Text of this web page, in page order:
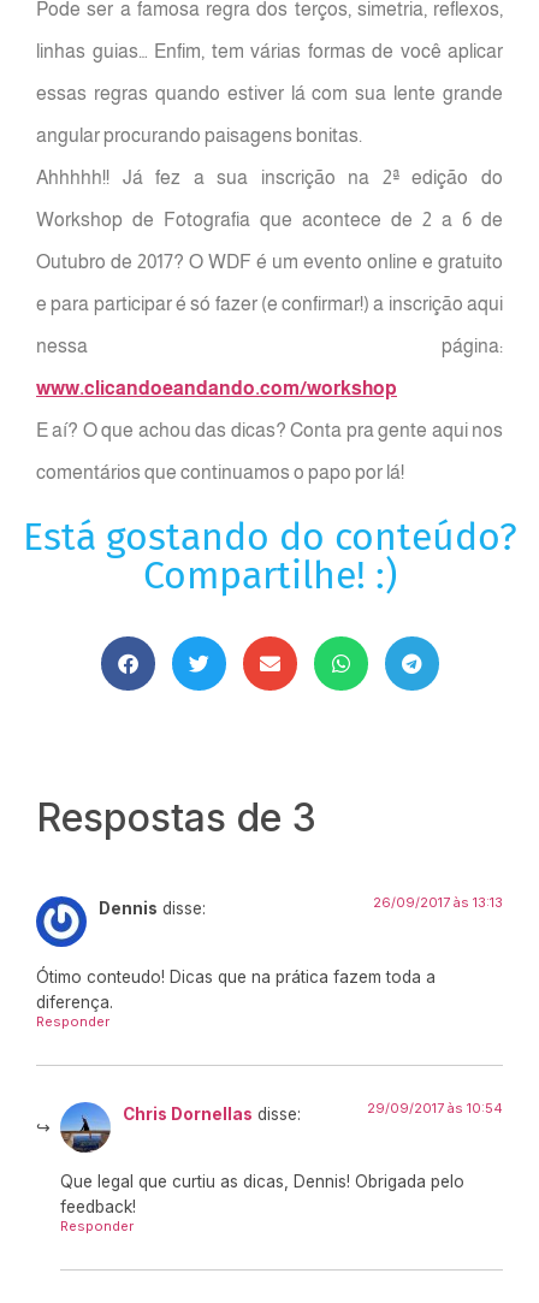
Pode ser a famosa regra dos terços, simetria, reflexos,
linhas guias… Enfim, tem várias formas de você aplicar
essas regras quando estiver lá com sua lente grande
angular procurando paisagens bonitas.
Ahhhhh!! Já fez a sua inscrição na 2ª edição do
Workshop de Fotografia que acontece de 2 a 6 de
Outubro de 2017? O WDF é um evento online e gratuito
e para participar é só fazer (e confirmar!) a inscrição aqui
nessa página:
www.clicandoeandando.com/workshop
E aí? O que achou das dicas? Conta pra gente aqui nos
comentários que continuamos o papo por lá!
Está gostando do conteúdo?
Compartilhe! :)
Respostas de 3
Dennis disse: 26/09/2017 às 13:13
Ótimo conteudo! Dicas que na prática fazem toda a
diferença.
Responder
Chris Dornellas disse: 29/09/2017 às 10:54
Que legal que curtiu as dicas, Dennis! Obrigada pelo
feedback!
Responder